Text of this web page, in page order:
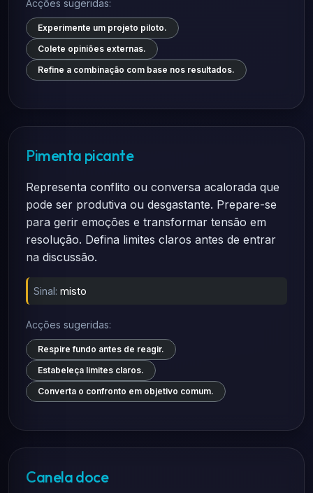
Acções sugeridas:
Experimente um projeto piloto.
Colete opiniões externas.
Refine a combinação com base nos resultados.
Pimenta picante
Representa conflito ou conversa acalorada que
pode ser produtiva ou desgastante. Prepare-se
para gerir emoções e transformar tensão em
resolução. Defina limites claros antes de entrar
na discussão.
Sinal: misto
Acções sugeridas:
Respire fundo antes de reagir.
Estabeleça limites claros.
Converta o confronto em objetivo comum.
Canela doce